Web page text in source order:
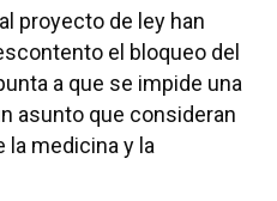
proyecto de ley han
el bloqueo del
a que se impide una
asunto que consideran
la medicina y la